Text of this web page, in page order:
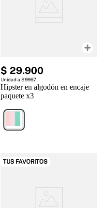
$ 29.900
Unidad a $9967
Hipster en algodón en encaje
paquete x3
TUS FAVORITOS